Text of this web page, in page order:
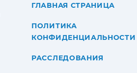
ГЛАВНАЯ СТРАНИЦА
ПОЛИТИКА
КОНФИДЕНЦИАЛЬНОСТИ
РАССЛЕДОВАНИЯ